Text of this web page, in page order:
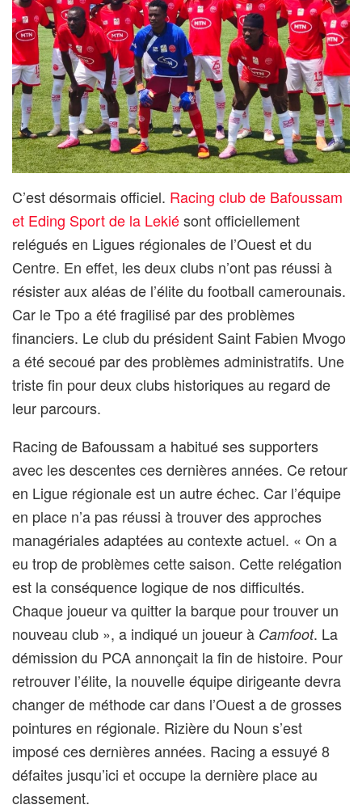
C’est désormais officiel. Racing club de Bafoussam
et Eding Sport de la Lekiésont officiellement
relégués en Ligues régionales de l’Ouest et du
Centre. En effet, les deux clubs n’ont pas réussi à
résister aux aléas de l’élite du football camerounais.
Car le Tpo a été fragilisé par des problèmes
financiers. Le club du président Saint Fabien Mvogo
a été secoué par des problèmes administratifs. Une
triste fin pour deux clubs historiques au regard de
leur parcours.
Racing de Bafoussam a habitué ses supporters
avec les descentes ces dernières années. Ce retour
en Ligue régionale est un autre échec. Car l’équipe
en place n’a pas réussi à trouver des approches
managériales adaptées au contexte actuel. « On a
eu trop de problèmes cette saison. Cette relégation
est la conséquence logique de nos difficultés.
Chaque joueur va quitter la barque pour trouver un
nouveau club », a indiqué un joueur à Camfoot. La
démission du PCA annonçait la fin de histoire. Pour
retrouver l’élite, la nouvelle équipe dirigeante devra
changer de méthode car dans l’Ouest a de grosses
pointures en régionale. Rizière du Noun s’est
imposé ces dernières années. Racing a essuyé 8
défaites jusqu’ici et occupe la dernière place au
classement.